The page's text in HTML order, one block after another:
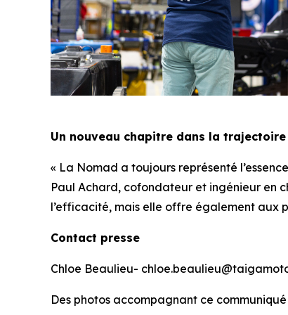
Un nouveau chapitre dans la
« La Nomad a toujours représenté
Paul Achard, cofondateur et ingénieur en
l’efficacité, mais elle offre également aux
Contact presse
Chloe Beaulieu-
Des photos accompagnant ce